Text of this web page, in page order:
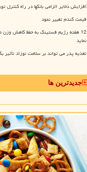
افزایش ذخایر الزامی بانکها در راه کنترل
قیمت گندم تغییر نمود
12 هفته رژیم فستینگ به حفظ کاهش
نماید
تغذیه پدر می تواند بر سلامت نوزاد تأثیر
جدیدترین ها